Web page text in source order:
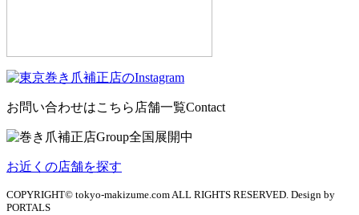
お問い合わせはこちら 店舗一覧Contact
お近くの店舗を探す
COPYRIGHT© tokyo-makizume.com ALL RIGHTS RESERVED. Design by
PORTALS